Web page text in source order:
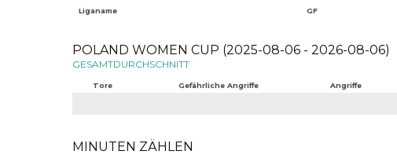
Liganame GF
POLAND WOMEN CUP (2025-08-06 - 2026-08-06)
GESAMTDURCHSCHNITT
Tore Gefährliche Angriffe Angriffe
MINUTEN ZÄHLEN